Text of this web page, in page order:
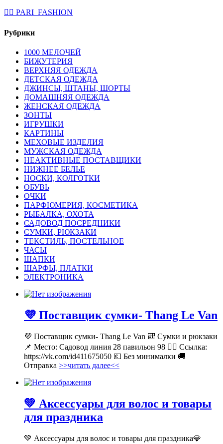
💁‍♂ PARI_FASHION
Рубрики
1000 МЕЛОЧЕЙ
БИЖУТЕРИЯ
ВЕРХНЯЯ ОДЕЖДА
ДЕТСКАЯ ОДЕЖДА
ДЖИНСЫ, ШТАНЫ, ШОРТЫ
ДОМАШНЯЯ ОДЕЖДА
ЖЕНСКАЯ ОДЕЖДА
ЗОНТЫ
ИГРУШКИ
КАРТИНЫ
МЕХОВЫЕ ИЗДЕЛИЯ
МУЖСКАЯ ОДЕЖДА
НЕАКТИВНЫЕ ПОСТАВЩИКИ
НИЖНЕЕ БЕЛЬЕ
НОСКИ, КОЛГОТКИ
ОБУВЬ
ОЧКИ
ПАРФЮМЕРИЯ, КОСМЕТИКА
РЫБАЛКА, ОХОТА
САДОВОД ПОСРЕДНИКИ
СУМКИ, РЮКЗАКИ
ТЕКСТИЛЬ, ПОСТЕЛЬНОЕ
ЧАСЫ
ШАПКИ
ШАРФЫ, ПЛАТКИ
ЭЛЕКТРОНИКА
💜 Поставщик сумки- Thang Le Van
💜 Поставщик сумки- Thang Le Van 🎒 Сумки и рюкзаки
📌 Место: Садовод линия 28 павильон 98 👉🏻 Ссылка:
https://vk.com/id411675050 💶 Без минималки 🚚
Отправка >>читать далее<<
💚 Аксессуары для волос и товары
для праздника
💚 Аксессуары для волос и товары для праздника💎